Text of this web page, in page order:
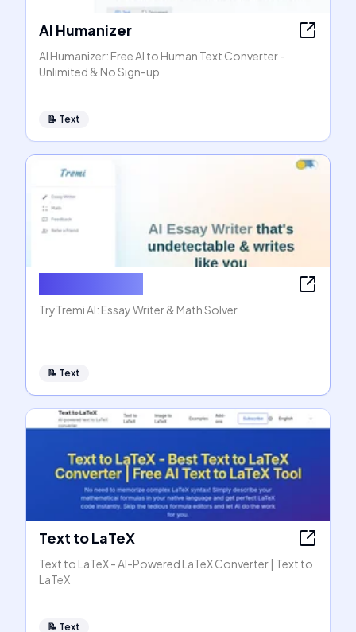
AI Humanizer
AI Humanizer: Free AI to Human Text Converter -
Unlimited & No Sign-up
📝 Text
TryTremi AI: Essay Writer & Math Solver
📝 Text
Text to LaTeX
Text to LaTeX - AI-Powered LaTeX Converter | Text to
LaTeX
📝 Text